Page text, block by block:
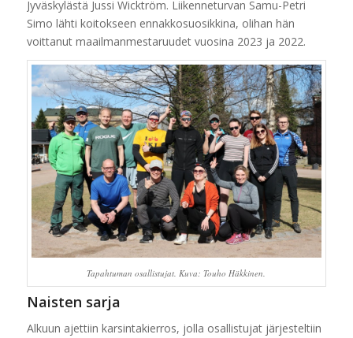
Jyväskylästä Jussi Wicktröm. Liikenneturvan Samu-Petri
Simo lähti koitokseen ennakkosuosikkina, olihan hän
voittanut maailmanmestaruudet vuosina 2023 ja 2022.
Tapahtuman osallistujat. Kuva: Touho Häkkinen.
Naisten sarja
Alkuun ajettiin karsintakierros, jolla osallistujat järjesteltiin